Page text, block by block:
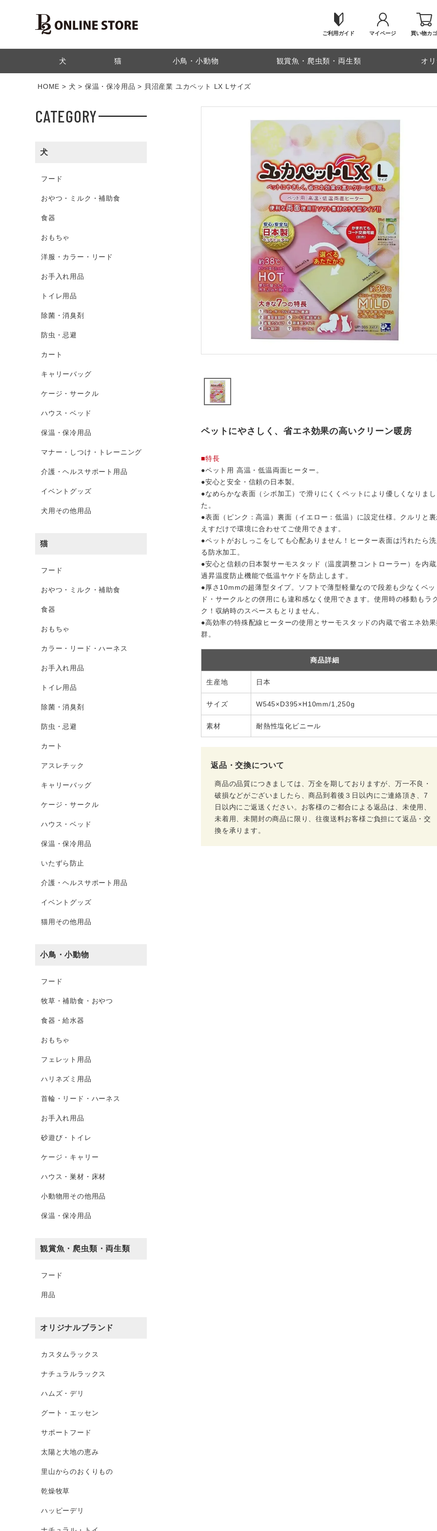
ご利用ガイド マイページ 買い物カゴ
検索
犬 猫 小鳥・小動物 観賞魚・爬虫類・両生類 オ
HOME 犬 保温・保冷用品 貝沼産業 ユカペット LX Lサイズ
CATEGORY
犬
フード
おやつ・ミルク・補助食
食器
おもちゃ
洋服・カラー・リード
お手入れ用品
トイレ用品
除菌・消臭剤
防虫・忌避
カート
キャリーバッグ
ケージ・サークル
ハウス・ベッド
保温・保冷用品
マナー・しつけ・トレーニング
介護・ヘルスサポート用品
イベントグッズ
犬用その他用品
猫
フード
おやつ・ミルク・補助食
食器
おもちゃ
カラー・リード・ハーネス
お手入れ用品
トイレ用品
除菌・消臭剤
防虫・忌避
カート
アスレチック
キャリーバッグ
ケージ・サークル
ハウス・ベッド
保温・保冷用品
いたずら防止
介護・ヘルスサポート用品
イベントグッズ
猫用その他用品
小鳥・小動物
フード
牧草・補助食・おやつ
食器・給水器
おもちゃ
フェレット用品
ハリネズミ用品
首輪・リード・ハーネス
お手入れ用品
砂遊び・トイレ
ケージ・キャリー
ハウス・巣材・床材
小動物用その他用品
保温・保冷用品
観賞魚・爬虫類・両生類
フード
用品
オリジナルブランド
カスタムラックス
ナチュラルラックス
ハムズ・デリ
グート・エッセン
サポートフード
太陽と大地の恵み
里山からのおくりもの
乾燥牧草
ハッピーデリ
ペットにやさしく、省エネ効果の高いクリーン暖房
■特長
●ペット用 高温・低温両面ヒーター。
●安心と安全・信頼の日本製。
●なめらかな表面（シボ加工）で滑りにくくペットにより優しくなりまし
た。
●表面（ピンク：高温）裏面（イエロー：低温）に設定仕様。クルリと裏
えすだけで環境に合わせてご使用できます。
●ペットがおしっこをしても心配ありません！ヒーター表面は汚れたら洗
る防水加工。
●安心と信頼の日本製サーモスタッド（温度調整コントローラー）を内蔵
過昇温度防止機能で低温ヤケドを防止します。
●厚さ10mmの超薄型タイプ。ソフトで薄型軽量なので段差も少なくベッ
ド・サークルとの併用にも違和感なく使用できます。使用時の移動もラ
ク！収納時のスペースもとりません。
●高効率の特殊配線ヒーターの使用とサーモスタッドの内蔵で省エネ効果
群。
商品詳細
生産地 日本
サイズ W545×D395×H10mm/1,250g
素材 耐熱性塩化ビニール
返品・交換について
商品の品質につきましては、万全を期しておりますが、万一不良・
破損などがございましたら、商品到着後３日以内にご連絡頂き、7
日以内にご返送ください。お客様のご都合による返品は、未使用、
未着用、未開封の商品に限り、往復送料お客様ご負担にて返品・交
換を承ります。